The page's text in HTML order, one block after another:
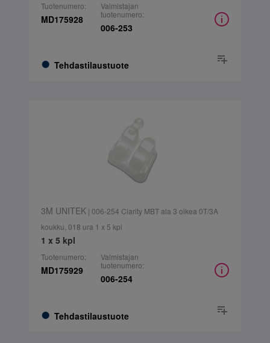
Tuotenumero:
MD175928
Tehdastilaustuote
Valmistajan
tuotenumero:
006-253
3M UNITEK| 006-254 Clarity MBT ala 3 oikea 0T/3A
koukku, 018 ura 1 x 5 kpl
1 x 5 kpl
Tuotenumero:
MD175929
Tehdastilaustuote
Valmistajan
tuotenumero:
006-254